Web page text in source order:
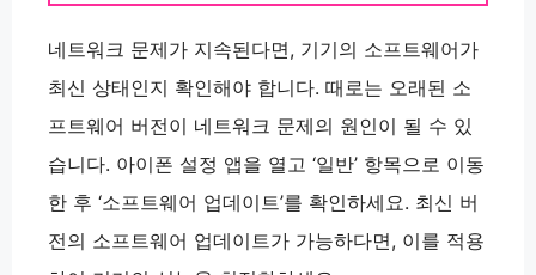
네트워크 문제가 지속된다면, 기기의 소프트웨어가
최신 상태인지 확인해야 합니다. 때로는 오래된 소
프트웨어 버전이 네트워크 문제의 원인이 될 수 있
습니다. 아이폰 설정 앱을 열고 ‘일반’ 항목으로 이동
한 후 ‘소프트웨어 업데이트’를 확인하세요. 최신 버
전의 소프트웨어 업데이트가 가능하다면, 이를 적용